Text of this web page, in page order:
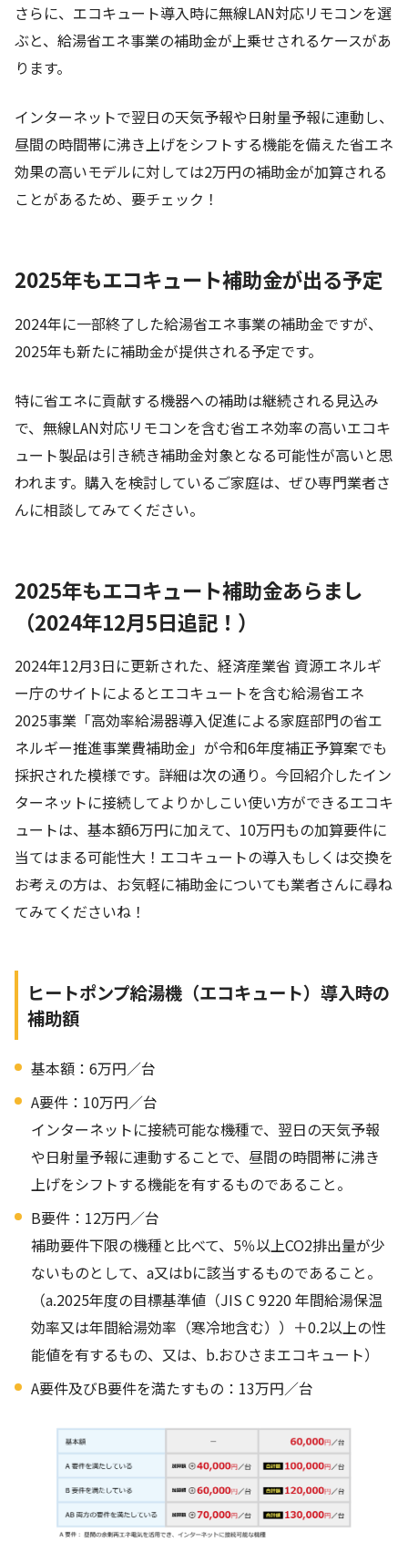
さらに、エコキュート導入時に無線LAN対応リモコンを選
ぶと、給湯省エネ事業の補助金が上乗せされるケースがあ
ります。
インターネットで翌日の天気予報や日射量予報に連動し、
昼間の時間帯に沸き上げをシフトする機能を備えた省エネ
効果の高いモデルに対しては2万円の補助金が加算される
ことがあるため、要チェック！
2025年もエコキュート補助金が出る予定
2024年に一部終了した給湯省エネ事業の補助金ですが、
2025年も新たに補助金が提供される予定です。
特に省エネに貢献する機器への補助は継続される見込み
で、無線LAN対応リモコンを含む省エネ効率の高いエコキ
ュート製品は引き続き補助金対象となる可能性が高いと思
われます。購入を検討しているご家庭は、ぜひ専門業者さ
んに相談してみてください。
2025年もエコキュート補助金あらまし
（2024年12月5日追記！）
2024年12月3日に更新された、経済産業省 資源エネルギ
ー庁のサイトによるとエコキュートを含む給湯省エネ
2025事業「高効率給湯器導入促進による家庭部門の省エ
ネルギー推進事業費補助金」が令和6年度補正予算案でも
採択された模様です。詳細は次の通り。今回紹介したイン
ターネットに接続してよりかしこい使い方ができるエコキ
ュートは、基本額6万円に加えて、10万円もの加算要件に
当てはまる可能性大！エコキュートの導入もしくは交換を
お考えの方は、お気軽に補助金についても業者さんに尋ね
てみてくださいね！
ヒートポンプ給湯機（エコキュート）導入時の
補助額
基本額：6万円／台
A要件：10万円／台
インターネットに接続可能な機種で、翌日の天気予報
や日射量予報に連動することで、昼間の時間帯に沸き
上げをシフトする機能を有するものであること。
B要件：12万円／台
補助要件下限の機種と比べて、5％以上CO2排出量が少
ないものとして、a又はbに該当するものであること。
（a.2025年度の目標基準値（JIS C 9220 年間給湯保温
効率又は年間給湯効率（寒冷地含む））＋0.2以上の性
能値を有するもの、又は、b.おひさまエコキュート）
A要件及びB要件を満たすもの：13万円／台